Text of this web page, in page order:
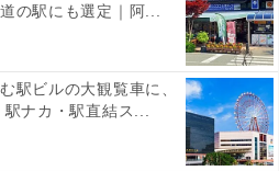
の駅にも選定｜阿...
駅ビルの大観覧車に、
ナカ・駅直結ス...